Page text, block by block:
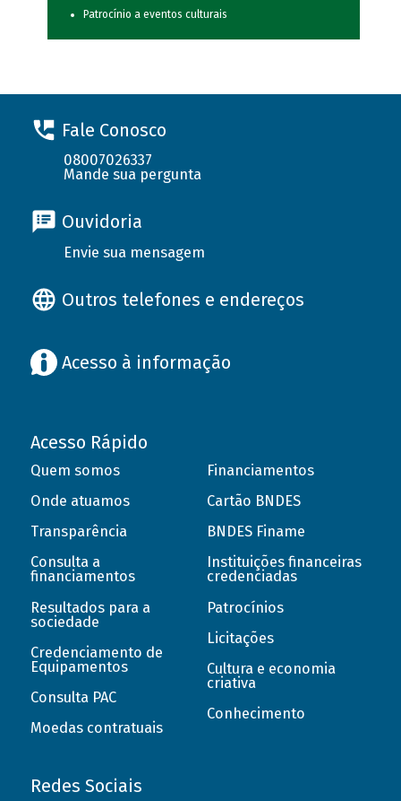
Patrocínio a eventos culturais
Fale Conosco
08007026337
Mande sua pergunta
Ouvidoria
Envie sua mensagem
Outros telefones e endereços
Acesso à informação
Acesso Rápido
Quem somos
Onde atuamos
Transparência
Consulta a
financiamentos
Resultados para a
sociedade
Credenciamento de
Equipamentos
Consulta PAC
Moedas contratuais
Financiamentos
Cartão BNDES
BNDES Finame
Instituições financeiras
credenciadas
Patrocínios
Licitações
Cultura e economia
criativa
Conhecimento
Redes Sociais